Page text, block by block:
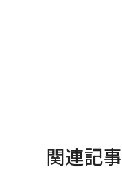
関連記事